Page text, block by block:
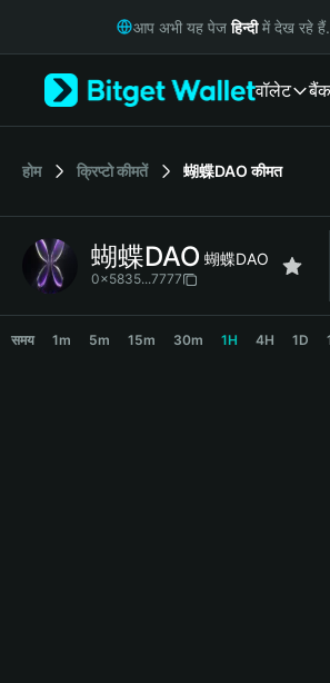
Русский
Italiano
简体中文
繁體中文
Bahasa Indonesia
आप अभी यह पेजहिन्दीमें देख रहे
वॉलेट बैंक
होम क्रिप्टो कीमतें 蝴蝶DAO कीमत
蝴蝶DAO 蝴蝶DAO
0x5835...7777
समय 1m 5m 15m 30m 1H 4H 1D